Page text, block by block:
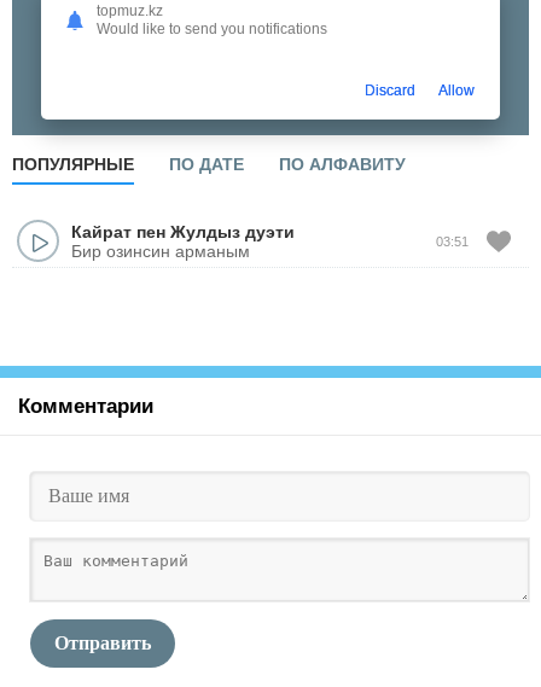
творчество одного из самых перспективных артистов
Казахстана!
ПОПУЛЯРНЫЕ ПО ДАТЕ ПО АЛФАВИТУ
Кайрат пен Жулдыз дуэти
Бир озинсин арманым
03:51
Комментарии
Отправить
topmuz.kz
Would like to send you notifications
Discard Allow